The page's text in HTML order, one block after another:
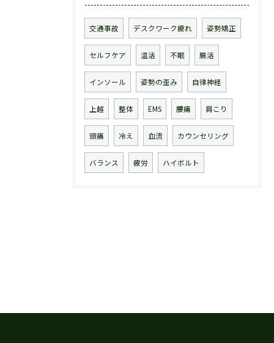
交通事故 デスクワーク疲れ 姿勢矯正
セルフケア 温活 不眠 腸活
インソール 姿勢の歪み 自律神経
上越 整体 EMS 腰痛 肩こり
頭痛 冷え 血流 カウンセリング
バランス 疲労 ハイボルト